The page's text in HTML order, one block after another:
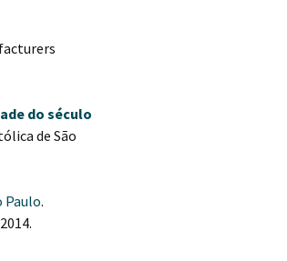
do século
de São
Paulo.